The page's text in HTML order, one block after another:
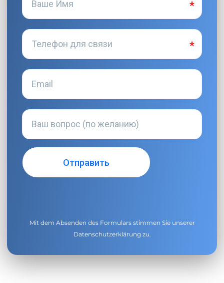
Mit dem Absenden des Formulars stimmen Sie unserer
Datenschutzerklärung zu.